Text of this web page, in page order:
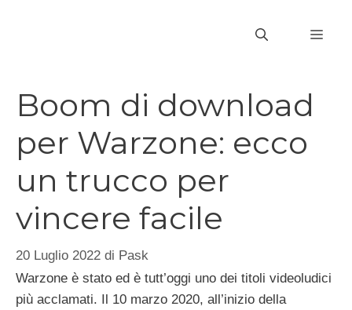
Boom di download
per Warzone: ecco
un trucco per
vincere facile
20 Luglio 2022 di Pask
Warzone è stato ed è tutt’oggi uno dei titoli videoludici
più acclamati. Il 10 marzo 2020, all’inizio della